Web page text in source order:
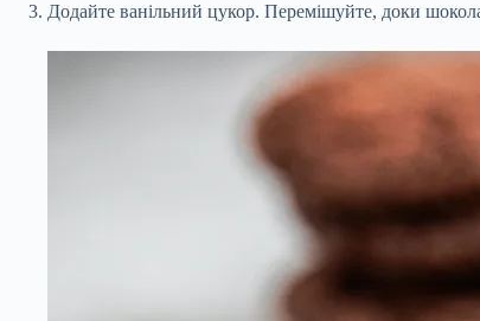
Додайте ванільний цукор. Перемішуйте, доки